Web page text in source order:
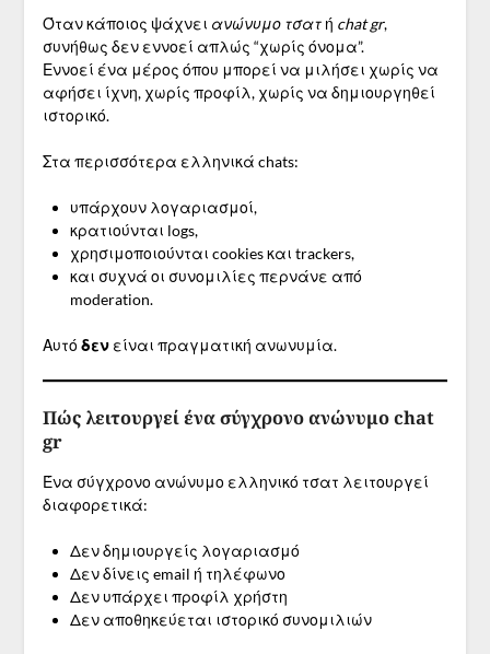
Όταν κάποιος ψάχνει ανώνυμο τσατή chat gr,
συνήθως δεν εννοεί απλώς “χωρίς όνομα”.
Εννοεί ένα μέρος όπου μπορεί να μιλήσει χωρίς να
αφήσει ίχνη, χωρίς προφίλ, χωρίς να δημιουργηθεί
ιστορικό.
Στα περισσότερα ελληνικά chats:
υπάρχουν λογαριασμοί,
κρατιούνται logs,
χρησιμοποιούνται cookies και trackers,
και συχνά οι συνομιλίες περνάνε από
moderation.
Αυτό δενείναι πραγματική ανωνυμία.
Πώς λειτουργεί ένα σύγχρονο ανώνυμο chat
gr
Ένα σύγχρονο ανώνυμο ελληνικό τσατ λειτουργεί
διαφορετικά:
Δεν δημιουργείς λογαριασμό
Δεν δίνεις email ή τηλέφωνο
Δεν υπάρχει προφίλ χρήστη
Δεν αποθηκεύεται ιστορικό συνομιλιών